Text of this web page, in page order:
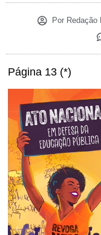
PorRedação
Página 13 (*)